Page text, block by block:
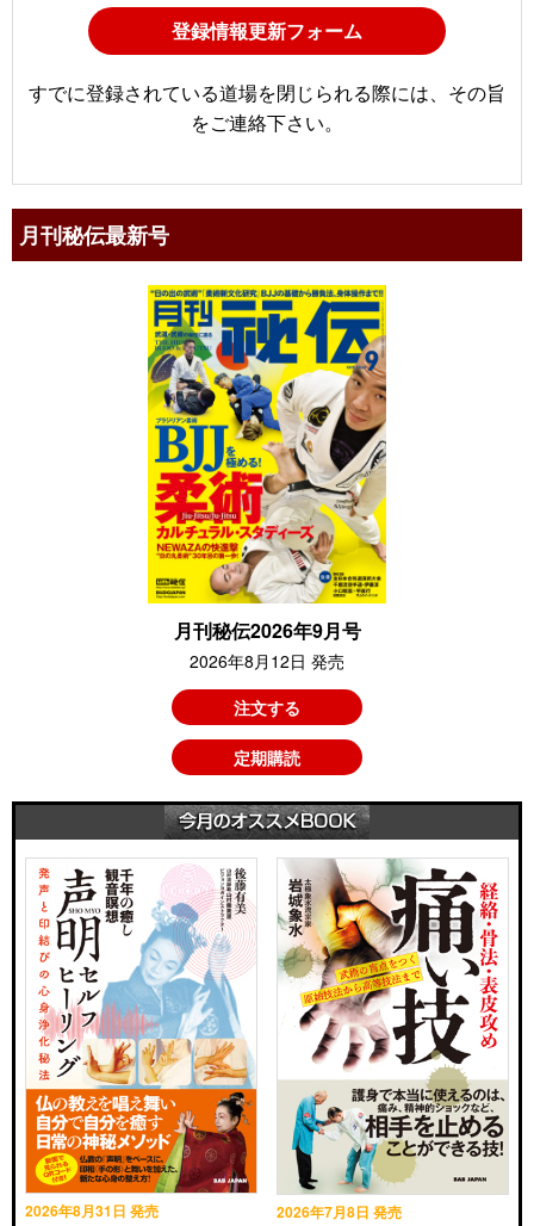
登録情報更新フォーム
すでに登録されている道場を閉じられる際には、その旨
をご連絡下さい。
月刊秘伝最新号
月刊秘伝2026年9月号
2026年8月12日 発売
注文する
定期購読
2026年8月31日 発売
2026年7月8日 発売